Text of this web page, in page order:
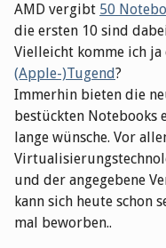
AMD vergibt 50
die ersten 10 sind
Vielleicht komme ich
(Apple-)Tugend?
Immerhin bieten die
bestückten Notebooks
lange wünsche. Vor
und der angegebene
kann sich heute schon
mal beworben..